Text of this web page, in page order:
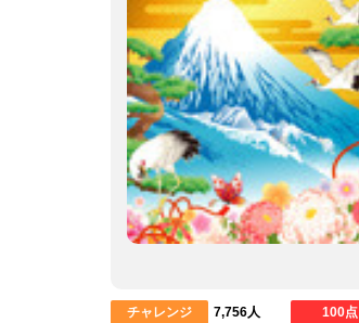
チャレンジ 7,756人 100点